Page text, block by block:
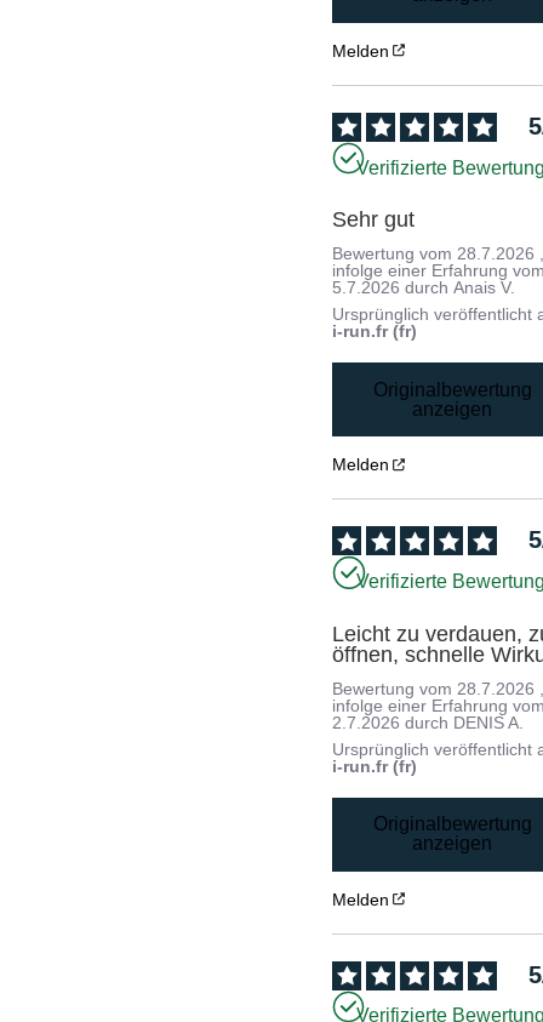
Melden
5
Verifizierte
Sehr gut
Bewertung vom 28.7.2026
infolge einer Erfahrung
5.7.2026 durchAnais V.
Ursprünglich veröffentlicht
i-run.fr (fr)
Originalbewertung
anzeigen
Melden
5
Verifizierte
Leicht zu verdauen,
öffnen, schnelle
Bewertung vom 28.7.2026
infolge einer Erfahrung
2.7.2026 durch DENIS A.
Ursprünglich veröffentlicht
i-run.fr (fr)
Originalbewertung
anzeigen
Melden
5
Verifizierte